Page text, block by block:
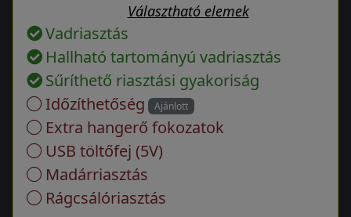
Választható elemek
Vadriasztás
Hallható tartományú vadriasztás
Sűríthető riasztási gyakoriság
Időzíthetőség
Ajánlott
Extra hangerő fokozatok
USB töltőfej (5V)
Madárriasztás
Rágcsálóriasztás